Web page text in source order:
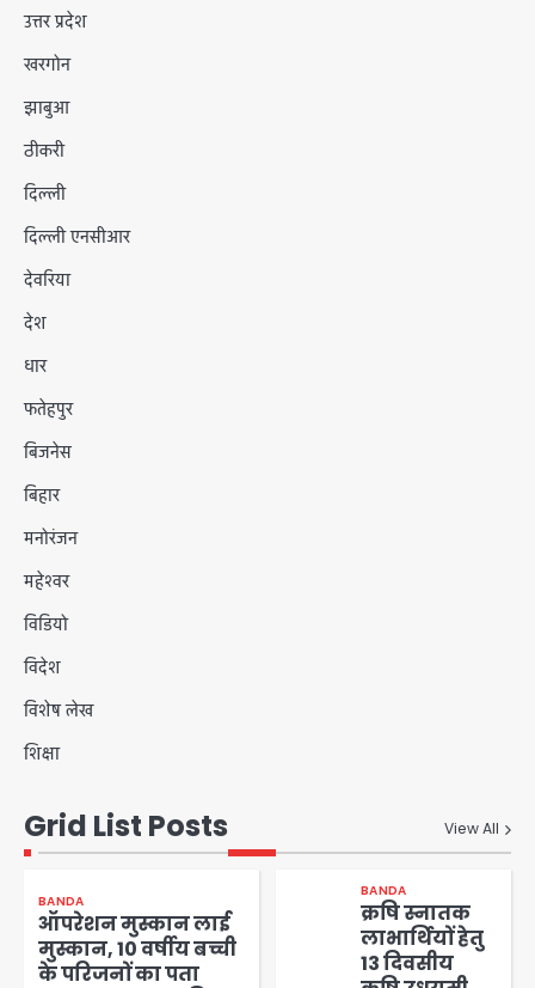
उत्तर प्रदेश
खरगोन
झाबुआ
ठीकरी
दिल्ली
दिल्ली एनसीआर
देवरिया
देश
धार
फतेहपुर
बिजनेस
बिहार
मनोरंजन
महेश्वर
विडियो
विदेश
विशेष लेख
शिक्षा
Grid List Posts View All
BANDA
ऑपरेशन मुस्कान लाई
मुस्कान, 10 वर्षीय बच्ची
के परिजनों का पता
BANDA
क्रषि स्नातक
लाभार्थियों हेतु
13 दिवसीय